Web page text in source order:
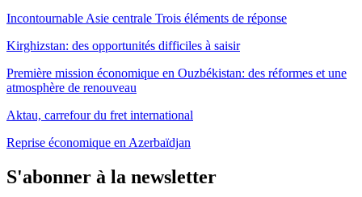
Incontournable Asie centrale Trois éléments de réponse
Kirghizstan: des opportunités difficiles à saisir
Première mission économique en Ouzbékistan: des réformes et une
atmosphère de renouveau
Aktau, carrefour du fret international
Reprise économique en Azerbaïdjan
S'abonner à la newsletter